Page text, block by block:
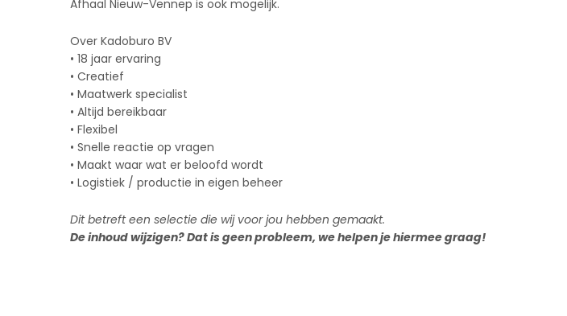
Afhaal Nieuw-Vennep is ook mogelijk.
Over Kadoburo BV
• 18 jaar ervaring
• Creatief
• Maatwerk specialist
• Altijd bereikbaar
• Flexibel
• Snelle reactie op vragen
• Maakt waar wat er beloofd wordt
• Logistiek / productie in eigen beheer
Dit betreft een selectie die wij voor jou hebben gemaakt.
De inhoud wijzigen? Dat is geen probleem, we helpen je hiermee graag!